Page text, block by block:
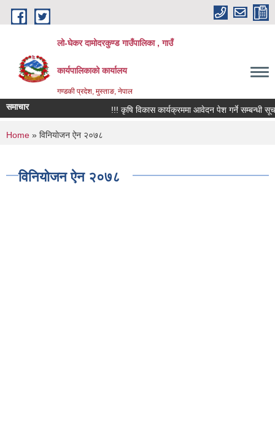
Skip to main content
लो-घेकर दामोदरकुण्ड गाउँपालिका , गाउँ
कार्यपालिकाको कार्यालय
गण्डकी प्रदेश, मुस्ताङ, नेपाल
समाचार !!! कृषि विकास कार्यक्रममा आवेदन पेश गर्ने सम्बन्धी सूचना
You are here
Home » विनियाेजन ऐन २०७८
विनियाेजन ऐन २०७८